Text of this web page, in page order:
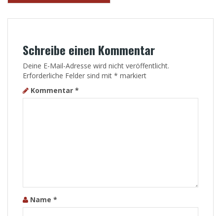
Schreibe einen Kommentar
Deine E-Mail-Adresse wird nicht veröffentlicht.
Erforderliche Felder sind mit * markiert
Kommentar *
Name *